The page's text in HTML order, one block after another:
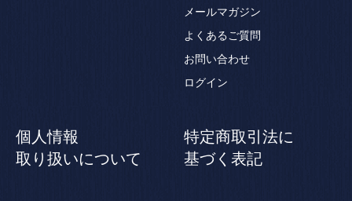
メールマガジン
よくあるご質問
お問い合わせ
ログイン
個人情報
取り扱いについて
特定商取引法に
基づく表記